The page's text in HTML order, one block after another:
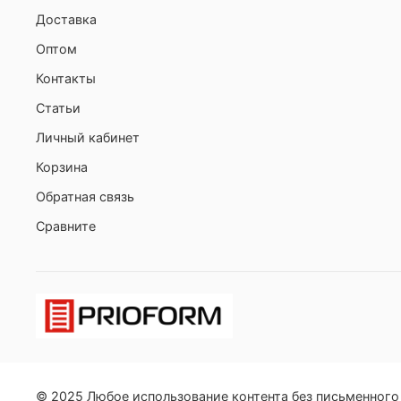
Доставка
Оптом
Контакты
Статьи
Личный кабинет
Корзина
Обратная связь
Сравните
© 2025 Любое использование контента без